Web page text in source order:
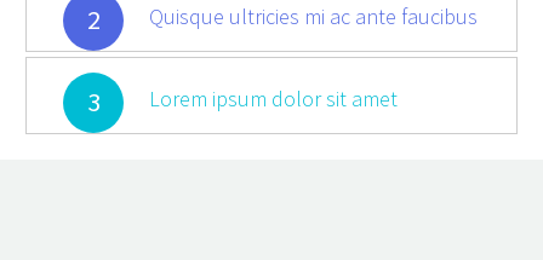
2 Quisque ultricies mi ac ante faucibus
3 Lorem ipsum dolor sit amet